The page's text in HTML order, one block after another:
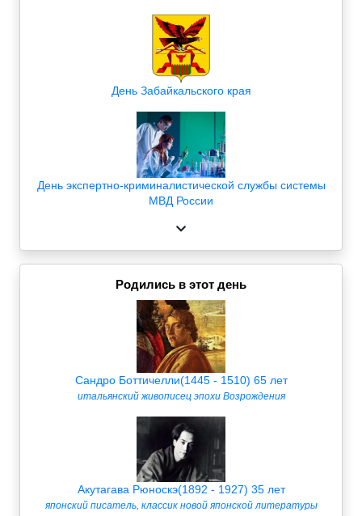
День Забайкальского края
День экспертно-криминалистической службы системы
МВД России
Родились в этот день
Сандро Боттичелли(1445 - 1510) 65 лет
итальянский живописец эпохи Возрождения
Акутагава Рюноскэ(1892 - 1927) 35 лет
японский писатель, классик новой японской литературы